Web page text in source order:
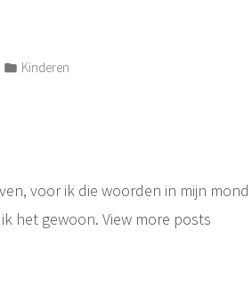
Posted
Kinderen
voor ik die woorden in mijn mond
het gewoon. View more posts